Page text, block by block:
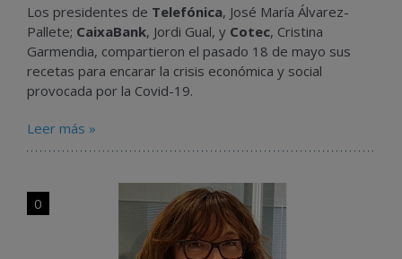
Los presidentes de Telefónica, José María Álvarez-
Pallete; CaixaBank, Jordi Gual, y Cotec, Cristina
Garmendia, compartieron el pasado 18 de mayo sus
recetas para encarar la crisis económica y social
provocada por la Covid-19.
Leer más »
0